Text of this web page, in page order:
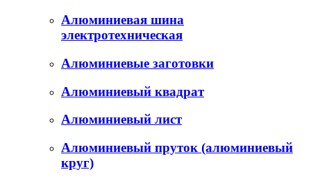
Алюминиевая шина
электротехническая
Алюминиевые заготовки
Алюминиевый квадрат
Алюминиевый лист
Алюминиевый пруток (алюминиевый
круг)